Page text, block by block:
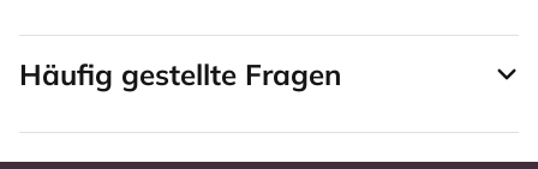
Häufig gestellte Fragen